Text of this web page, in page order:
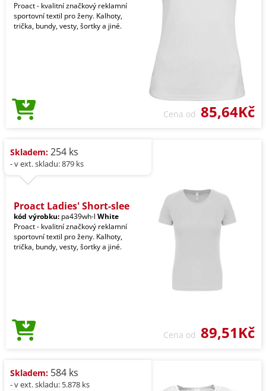
Proact - kvalitní značkový reklamní
sportovní textil pro ženy. Kalhoty,
trička, bundy, vesty, šortky a jiné.
Cena od 85,64Kč
Skladem: 254 ks
- v ext. skladu: 879 ks
Proact Ladies' Short-slee
kód výrobku: pa439wh-l White
Proact - kvalitní značkový reklamní
sportovní textil pro ženy. Kalhoty,
trička, bundy, vesty, šortky a jiné.
Cena od 89,51Kč
Skladem: 584 ks
- v ext. skladu: 5.878 ks